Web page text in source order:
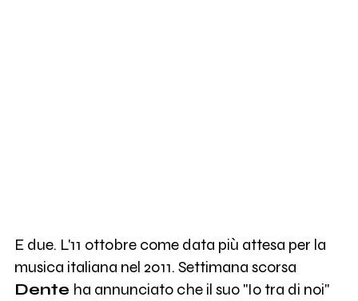
E due. L'11 ottobre come data più attesa per la
musica italiana nel 2011. Settimana scorsa
Dente ha annunciato che il suo "Io tra di noi"